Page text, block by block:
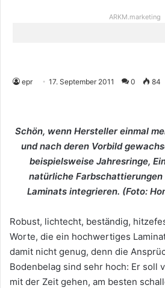
ARKM.marketing
epr 17. September 2011 0 84
Schön, wenn Hersteller einmal
und nach deren Vorbild
beispielsweise Jahresringe,
natürliche Farbschattierungen
Laminats integrieren. (Foto:
Robust, lichtecht, beständig,
Worte, die ein hochwertiges
damit nicht genug, denn die
Bodenbelag sind sehr hoch: Er soll
mit der Zeit gehen, am besten